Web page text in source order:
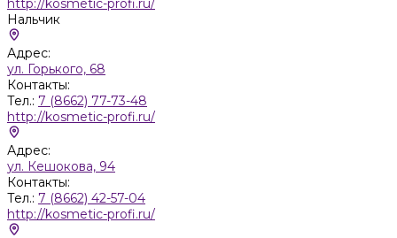
Нальчик
Адрес:
ул. Горького, 68
Контакты:
Тел.: 7 (8662) 77-73-48
http://kosmetic-profi.ru/
Адрес:
ул. Кешокова, 94
Контакты:
Тел.: 7 (8662) 42-57-04
http://kosmetic-profi.ru/